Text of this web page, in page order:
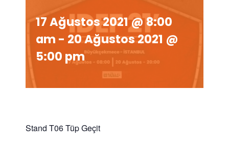
17 Ağustos 2021 @ 8:00
am - 20 Ağustos 2021 @
5:00 pm
Stand T06 Tüp Geçit